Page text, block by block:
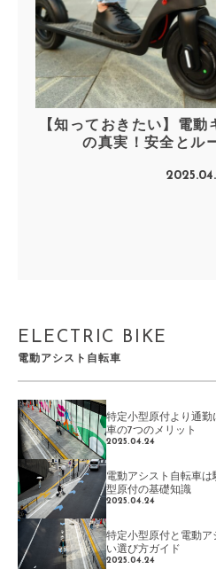
【知っておきたい】電
の真実！安全とル
ELECTRIC BIKE
電動アシスト自転車
特定小型原付より通
車の7つのメリット
2025.04.24
電動アシスト自転車
型原付の基礎知識
2025.04.24
特定小型原付と電動
い選び方ガイド
2025.04.24